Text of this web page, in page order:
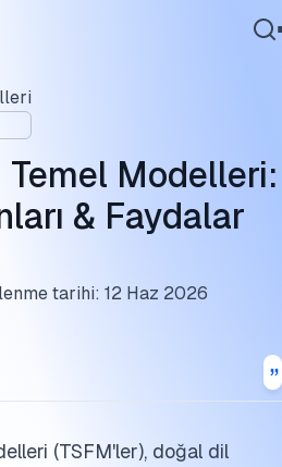
Temel Modelleri:
& Faydalar
tarihi: 12 Haz 2026
(TSFM'ler), doğal dil
ve mimarisi